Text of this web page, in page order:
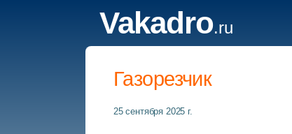
Vakadro.ru
Газорезчик
25 сентября 2025 г.